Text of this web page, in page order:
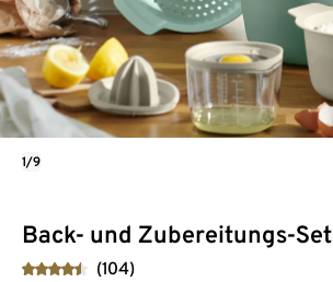
Back- und Zubereitungs-Set
(104)
1/9